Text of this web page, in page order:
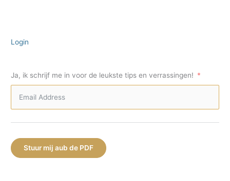
Login
Ja, ik schrijf me in voor de leukste tips en verrassingen!
Stuur mij aub de PDF